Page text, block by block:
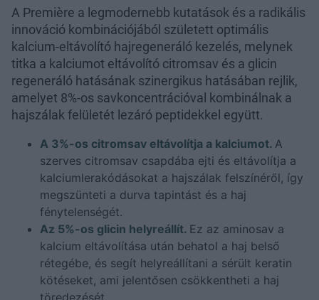
A Première a legmodernebb kutatások és a radikális
innováció kombinációjából született optimális
kalcium-eltávolító hajregeneráló kezelés, melynek
titka a kalciumot eltávolító citromsav és a glicin
regeneráló hatásának szinergikus hatásában rejlik,
amelyet 8%-os savkoncentrációval kombinálnak a
hajszálak felületét lezáró peptidekkel együtt.
A 3%-os citromsav eltávolítja a kalciumot. A
szerves citromsav csapdába ejti és eltávolítja a
kalciumlerakódásokat a hajszálak felszínéről, így
megszünteti a durva tapintást és a haj
fénytelenségét.
Az 5%-os glicin helyreállít. Ez az aminosav a
kalcium eltávolítása után behatol a haj belső
rétegébe, és segít helyreállítani a sérült keratin
kötéseket, ami jelentősen csökkentheti a haj